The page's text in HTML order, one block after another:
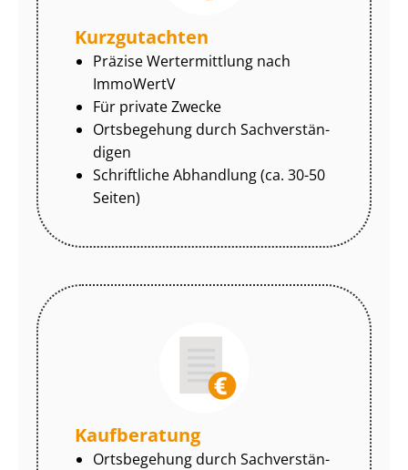
Kurzgutachten
Präzise Wertermittlung nach
ImmoWertV
Für private Zwecke
Ortsbegehung durch Sach­ver­stän­
di­gen
Schriftliche Abhandlung (ca. 30-50
Seiten)
Kaufberatung
Ortsbegehung durch Sach­ver­stän­